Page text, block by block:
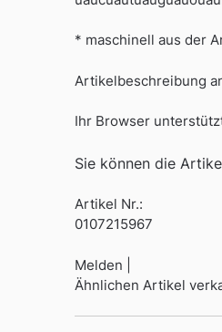
* maschinell aus der
Artikelbeschreibung
Ihr Browser
Sie können die
Artikel Nr.:
0107215967
Melden |
Ähnlichen Artikel